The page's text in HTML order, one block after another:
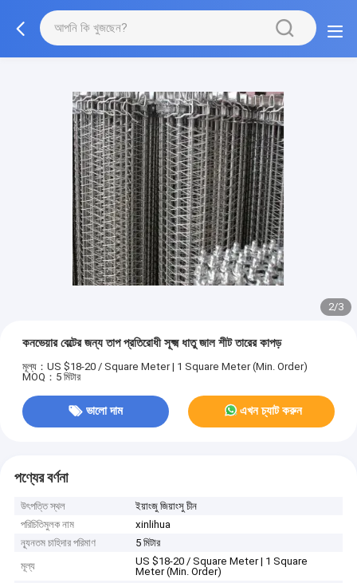
2/3
কনভেয়ার বেল্টের জন্য তাপ প্রতিরোধী সূক্ষ্ম ধাতু জাল শীট তারের কাপড়
মূল্য：US $18-20 / Square Meter | 1 Square Meter (Min. Order)
MOQ：5 মিটার
ভালো দাম এখন চ্যাট করুন
পণ্যের বর্ণনা
উৎপত্তি স্থল
ইয়াংজু জিয়াংসু চীন
পরিচিতিমুলক নাম
xinlihua
ন্যূনতম চাহিদার পরিমাণ
5 মিটার
মূল্য
US $18-20 / Square Meter | 1 Square
Meter (Min. Order)